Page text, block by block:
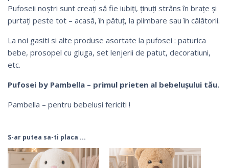
Pufoseii noștri sunt creați să fie iubiți, ținuți strâns în brațe și
purtați peste tot – acasă, în pătuț, la plimbare sau în călătorii.
La noi gasiti si alte produse asortate la pufosei : paturica
bebe, prosopel cu gluga, set lenjerii de patut, decoratiuni,
etc.
Pufosei by Pambella – primul prieten al bebelușului tău.
Pambella – pentru bebelusi fericiti !
S-ar putea sa-ti placa ...